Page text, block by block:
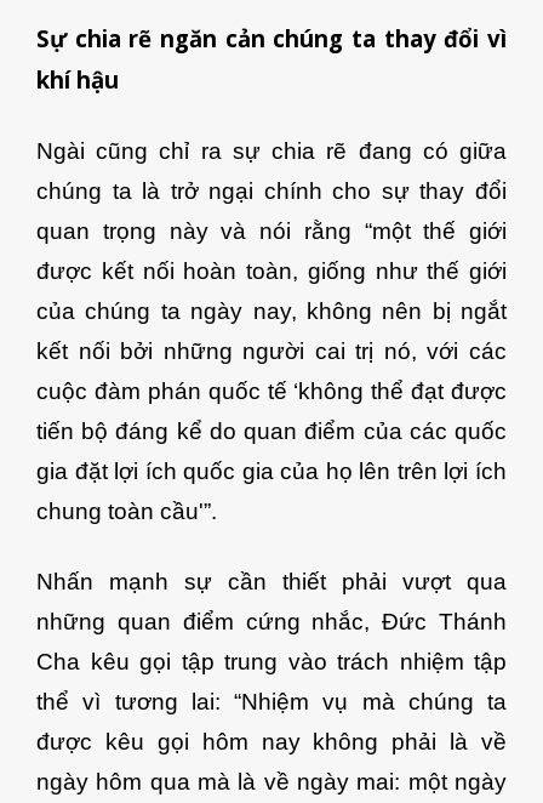
Sự chia rẽ ngăn cản chúng ta thay đổi vì
khí hậu
Ngài cũng chỉ ra sự chia rẽ đang có giữa
chúng ta là trở ngại chính cho sự thay đổi
quan trọng này và nói rằng “một thế giới
được kết nối hoàn toàn, giống như thế giới
của chúng ta ngày nay, không nên bị ngắt
kết nối bởi những người cai trị nó, với các
cuộc đàm phán quốc tế ‘không thể đạt được
tiến bộ đáng kể do quan điểm của các quốc
gia đặt lợi ích quốc gia của họ lên trên lợi ích
chung toàn cầu'”.
Nhấn mạnh sự cần thiết phải vượt qua
những quan điểm cứng nhắc, Đức Thánh
Cha kêu gọi tập trung vào trách nhiệm tập
thể vì tương lai: “Nhiệm vụ mà chúng ta
được kêu gọi hôm nay không phải là về
ngày hôm qua mà là về ngày mai: một ngày